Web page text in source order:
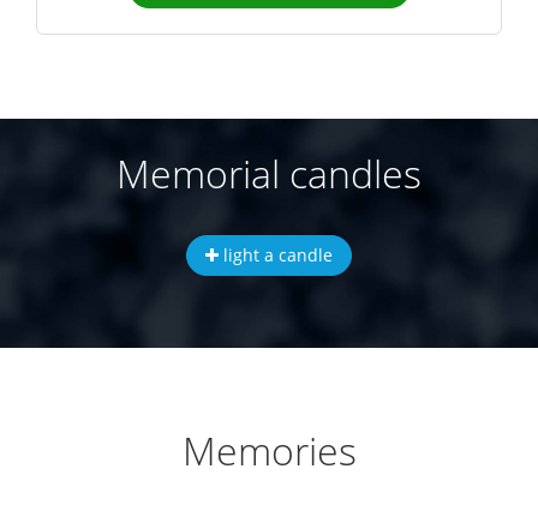
Memorial candles
light a candle
Memories